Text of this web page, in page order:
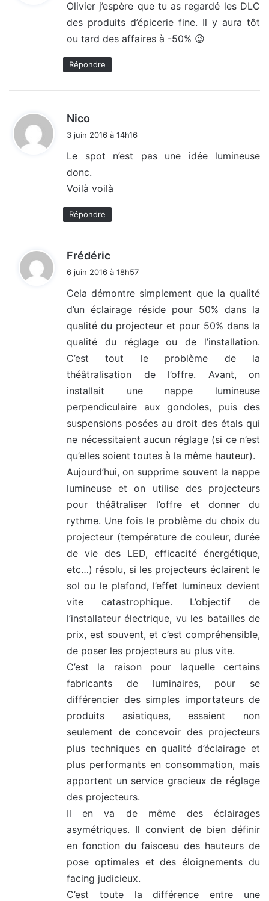
:
Olivier j’espère que tu as regardé les DLC
des produits d’épicerie fine. Il y aura tôt
ou tard des affaires à -50% 😉
Répondre
Nico
3 juin 2016 à 14h16
Le spot n’est pas une idée lumineuse
donc.
Voilà voilà
Répondre
Frédéric
i
:
6 juin 2016 à 18h57
Cela démontre simplement que la qualité
d’un éclairage réside pour 50% dans la
qualité du projecteur et pour 50% dans la
qualité du réglage ou de l’installation.
C’est tout le problème de la
théâtralisation de l’offre. Avant, on
installait une nappe lumineuse
perpendiculaire aux gondoles, puis des
suspensions posées au droit des étals qui
ne nécessitaient aucun réglage (si ce n’est
qu’elles soient toutes à la même hauteur).
Aujourd’hui, on supprime souvent la nappe
lumineuse et on utilise des projecteurs
pour théâtraliser l’offre et donner du
rythme. Une fois le problème du choix du
projecteur (température de couleur, durée
de vie des LED, efficacité énergétique,
etc…) résolu, si les projecteurs éclairent le
sol ou le plafond, l’effet lumineux devient
vite catastrophique. L’objectif de
l’installateur électrique, vu les batailles de
prix, est souvent, et c’est compréhensible,
de poser les projecteurs au plus vite.
C’est la raison pour laquelle certains
fabricants de luminaires, pour se
différencier des simples importateurs de
produits asiatiques, essaient non
seulement de concevoir des projecteurs
plus techniques en qualité d’éclairage et
plus performants en consommation, mais
apportent un service gracieux de réglage
des projecteurs.
Il en va de même des éclairages
asymétriques. Il convient de bien définir
en fonction du faisceau des hauteurs de
pose optimales et des éloignements du
facing judicieux.
C’est toute la différence entre une